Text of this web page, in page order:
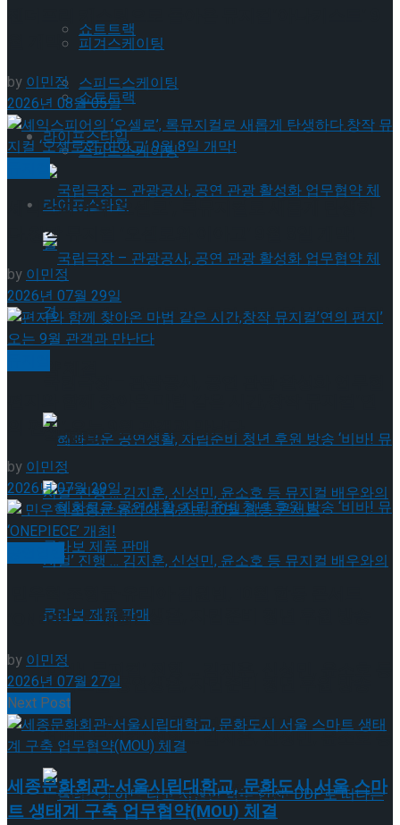
쇼트트랙
스피드스케이팅
라이프스타일
국립극장 – 관광공사, 공연 관광 활성화 업무협
약 체결
혜화로운 공연생활, 자립준비 청년 후원 방송
‘비바! 뮤지컬’ 진행 … 김지훈, 신성민, 윤소호 등
뮤지컬 배우와의 콜라보 제품 판매
피겨스케이팅
쇼트트랙
스피드스케이팅
라이프스타일
약 체결
혜화로운 공연생활, 자립준비 청년 후원 방송
‘비바! 뮤지컬’ 진행 … 김지훈, 신성민, 윤소호 등
뮤지컬 배우와의 콜라보 제품 판매
by 이민정
2026년 08월 05일
셰익스피어의 ‘오셀로’, 록뮤지컬로 새롭게 탄생하
다.창작 뮤지컬 ‘오셀로와 이아고’ 9월 8일 개막!
by이민정
2026년 07월 29일
의 편지’ 오는 9월 관객과 만난다
by이민정
2026년 07월 29일
‘ONEPIECE’ 개최!
by이민정
2026년 07월 27일
Next Post
세종문화회관-서울시립대학교, 문화도시 서울 스마
트 생태계 구축 업무협약(MOU) 체결